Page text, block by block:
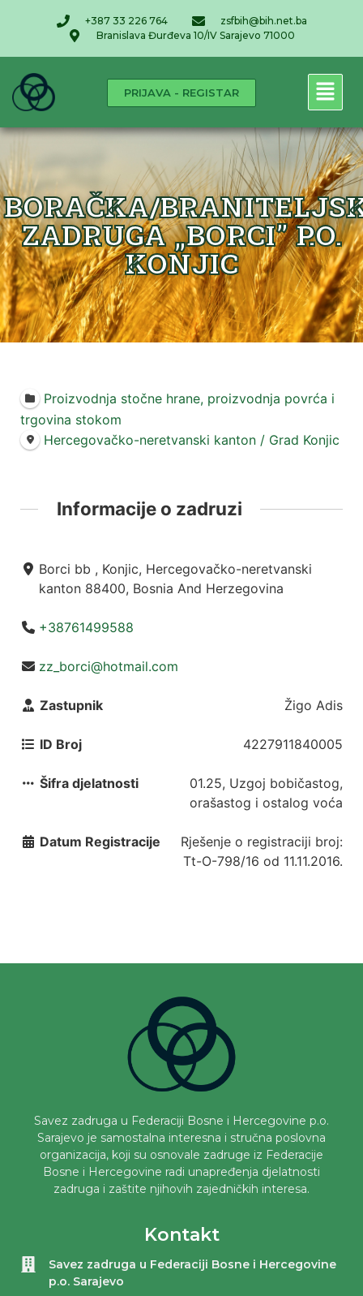
+387 33 226 764
zsfbih@bih.net.ba
Branislava Đurđeva 10/IV Sarajevo 71000
PRIJAVA - REGISTAR
BORAČKA/
ZADRUGA „BORCI” P.O.
KONJIC
Proizvodnja stočne hrane, proizvodnja povrća i
trgovina stokom
Hercegovačko-neretvanski kanton / Grad Konjic
Informacije o zadruzi
Borci bb , Konjic, Hercegovačko-neretvanski
kanton 88400, Bosnia And Herzegovina
+38761499588
zz_borci@hotmail.com
Zastupnik Žigo Adis
ID Broj 4227911840005
Šifra djelatnosti
01.25, Uzgoj bobičastog,
orašastog i ostalog voća
Datum Registracije
Rješenje o registraciji broj:
Tt-O-798/16 od 11.11.2016.
Savez zadruga u Federaciji Bosne i Hercegovine p.o.
Sarajevo je samostalna interesna i stručna poslovna
organizacija, koji su osnovale zadruge iz Federacije
Bosne i Hercegovine radi unapređenja djelatnosti
zadruga i zaštite njihovih zajedničkih interesa.
Kontakt
Savez zadruga u Federaciji Bosne i Hercegovine
p.o. Sarajevo